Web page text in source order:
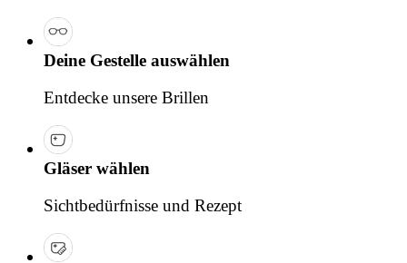
Deine Gestelle auswählen
Entdecke unsere Brillen
Gläser wählen
Sichtbedürfnisse und Rezept